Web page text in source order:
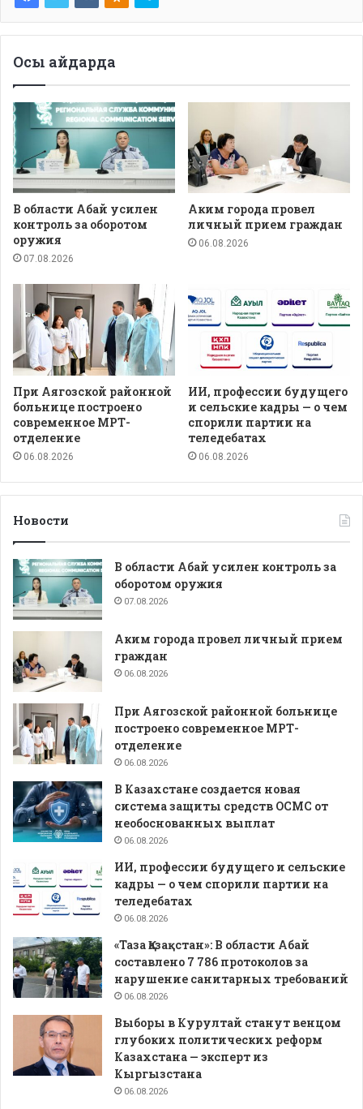
Осы айдарда
В области Абай усилен
контроль за оборотом
оружия
07.08.2026
Аким города провел
личный прием граждан
06.08.2026
При Аягозской районной
больнице построено
современное МРТ-
отделение
06.08.2026
ИИ, профессии будущего
и сельские кадры — о чем
спорили партии на
теледебатах
06.08.2026
Новости
В области Абай усилен контроль за
оборотом оружия
07.08.2026
Аким города провел личный прием
граждан
06.08.2026
При Аягозской районной больнице
построено современное МРТ-
отделение
06.08.2026
В Казахстане создается новая
система защиты средств ОСМС от
необоснованных выплат
06.08.2026
ИИ, профессии будущего и сельские
кадры — о чем спорили партии на
теледебатах
06.08.2026
«Таза Қазақстан»: В области Абай
составлено 7 786 протоколов за
нарушение санитарных требований
06.08.2026
Выборы в Курултай станут венцом
глубоких политических реформ
Казахстана — эксперт из
Кыргызстана
06.08.2026